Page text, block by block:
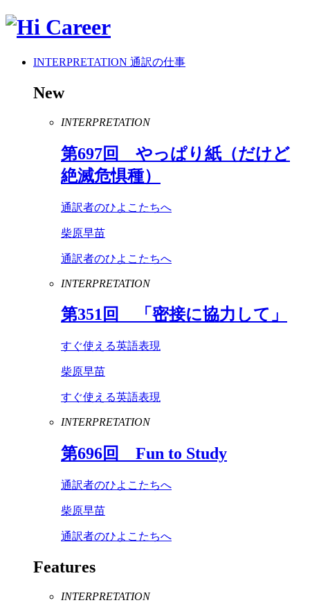
INTERPRETATION 通訳の仕事
New
INTERPRETATION
第697回 やっぱり紙（だけど
絶滅危惧種）
通訳者のひよこたちへ
柴原早苗
通訳者のひよこたちへ
INTERPRETATION
第351回 「密接に協力して」
すぐ使える英語表現
柴原早苗
すぐ使える英語表現
INTERPRETATION
第696回 Fun to Study
通訳者のひよこたちへ
柴原早苗
通訳者のひよこたちへ
Features
INTERPRETATION